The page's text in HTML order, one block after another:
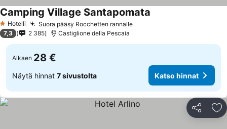
1 Tähtiluokitus
Hotelli Suora pääsy Rocchetten rannalle
Camping Village Santapomata
7,3 2 385 Castiglione della Pescaia
Alkaen 28 €
Näytä hinnat 7 sivustolta Katso hinnat
Jaa